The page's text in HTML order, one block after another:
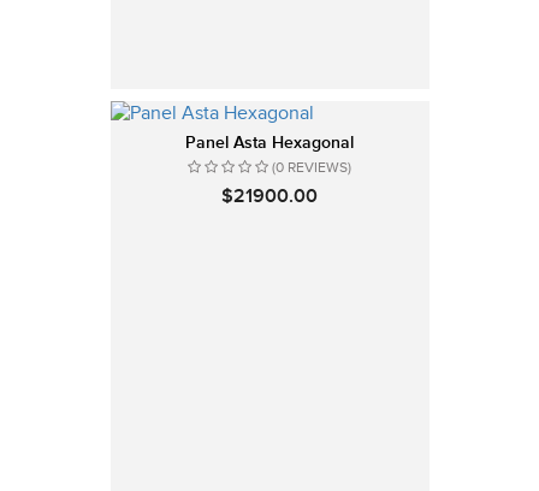
Panel Asta Hexagonal
(0 REVIEWS)
$21900.00